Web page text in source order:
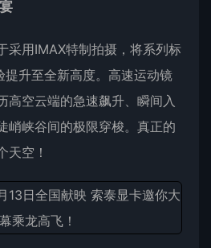
采用IMAX特制拍摄，将系列标
提升至全新高度。高速运动镜
高空云端的急速飙升、瞬间入
峭峡谷间的极限穿梭。真正的
天空！